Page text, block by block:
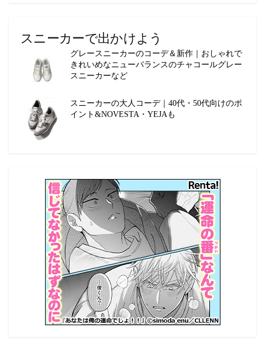
スニーカーで出かけよう
グレースニーカーのコーデ＆新作｜おしゃれで
きれいめなニューバランスのチャコールグレー
スニーカーなど
スニーカーの大人コーデ｜40代・50代向けのポ
イント&NOVESTA・YEJAも